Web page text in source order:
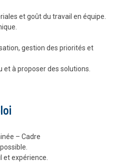
et goût du travail en équipe.
gestion des priorités et
et à proposer des solutions.
– Cadre
et expérience.